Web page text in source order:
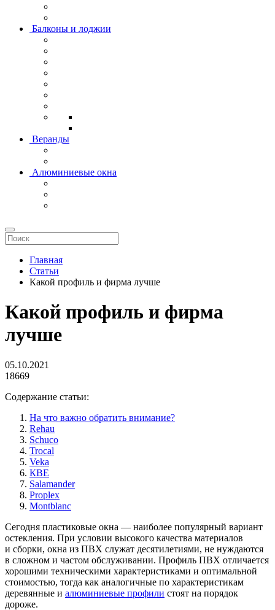
Балконы и лоджии
Веранды
Алюминиевые окна
Главная
Статьи
Какой профиль и фирма лучше
Какой профиль и фирма
лучше
05.10.2021
18669
Содержание статьи:
На что важно обратить внимание?
Rehau
Schuco
Trocal
Veka
КВЕ
Salamander
Proplex
Montblanc
Сегодня пластиковые окна — наиболее популярный вариант
остекления. При условии высокого качества материалов
и сборки, окна из ПВХ служат десятилетиями, не нуждаются
в сложном и частом обслуживании. Профиль ПВХ отличается
хорошими техническими характеристиками и оптимальной
стоимостью, тогда как аналогичные по характеристикам
деревянные и алюминиевые профили стоят на порядок
дороже.